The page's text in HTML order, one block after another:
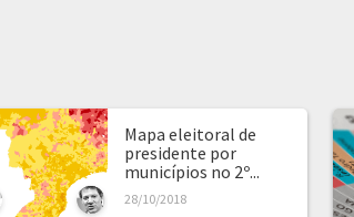
Mapa eleitoral de
presidente por
municípios no 2º...
28/10/2018